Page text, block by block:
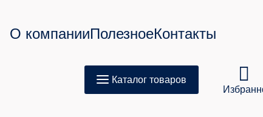
О компанииПолезноеКонтакты
Каталог товаров